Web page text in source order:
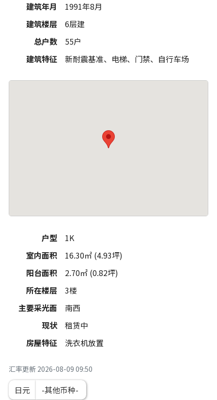
建筑年月
1991年8月
建筑楼层
6层建
总户数
55户
建筑特征
新耐震基准、电梯、门禁、自行车场
户型
1K
室内面积
16.30㎡ (4.93坪)
阳台面积
2.70㎡ (0.82坪)
所在楼层
3楼
主要采光面
南西
现状
租赁中
房屋特征
洗衣机放置
汇率更新 2026-08-09 09:50
日元